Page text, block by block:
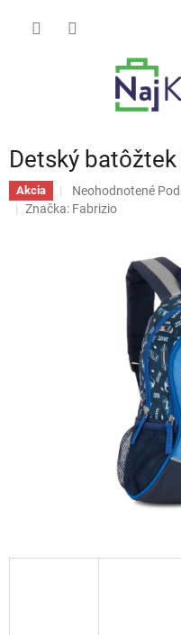
Detský batôžtek
Akcia
Priemerné
hodnotenie
Neohodnotené
Značka: Fabrizio